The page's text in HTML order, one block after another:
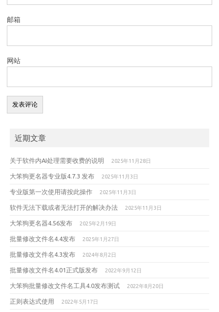
邮箱
网站
近期文章
关于软件内AI处理需要收费的说明 2025年11月28日
大笨狗更名器专业版4.7.3 发布 2025年11月3日
专业版第一次使用请按此操作 2025年11月3日
软件无法下载或者无法打开的解决办法 2025年11月3日
大笨狗更名器4.56发布 2025年2月19日
批量修改文件名4.4发布 2025年1月27日
批量修改文件名4.3发布 2024年8月2日
批量修改文件名4.01正式版发布 2022年9月12日
大笨狗批量修改文件名工具4.0发布测试 2022年8月20日
正则表达式使用 2022年5月17日